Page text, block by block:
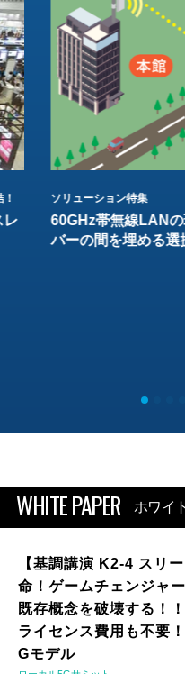
レ
ソリューション特集
60GHz帯無線LAN
バーの間を埋める選
WHITE PAPER ホワイ
【基調講演 K2-4 スリ
命！ゲームチェンジャ
既存概念を破壊する！
ライセンス費用も不要
Gモデル